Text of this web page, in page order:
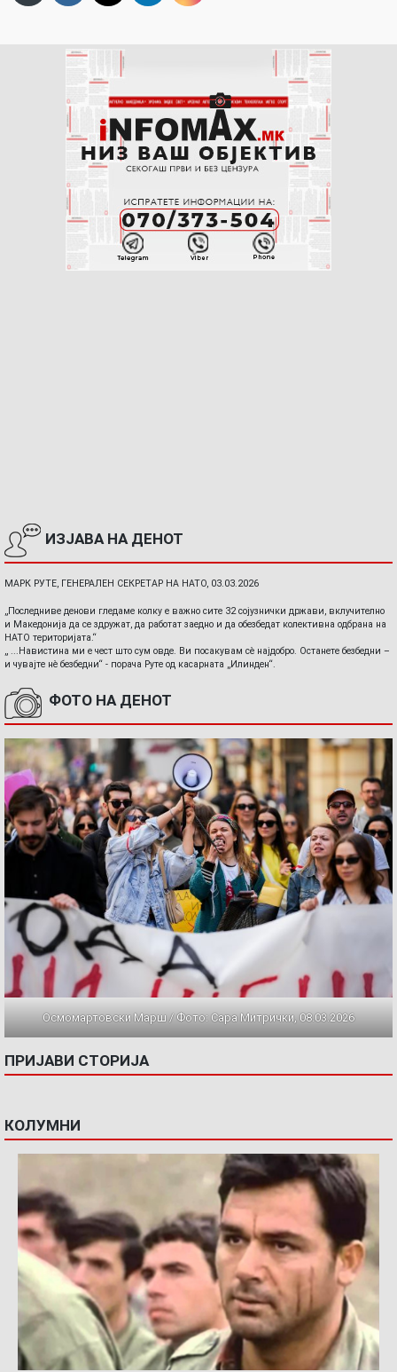
ИЗЈАВА НА ДЕНОТ
МАРК РУТЕ, ГЕНЕРАЛЕН СЕКРЕТАР НА НАТО, 03.03.2026
„Последниве денови гледаме колку е важно сите 32 сојузнички држави, вклучително
и Македонија да се здружат, да работат заедно и да обезбедат колективна одбрана на
НАТО територијата.“
„ ...Навистина ми е чест што сум овде. Ви посакувам сè најдобро. Останете безбедни –
и чувајте нè безбедни“ - порача Руте од касарната „Илинден“.
ФОТО НА ДЕНОТ
Осмомартовски Марш / Фото: Сара Митрички, 08.03.2026
ПРИЈАВИ СТОРИЈА
КОЛУМНИ